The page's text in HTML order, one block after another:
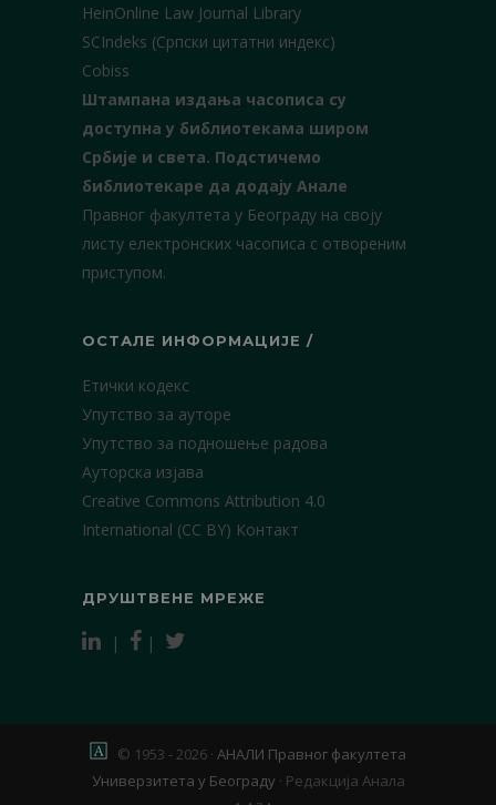
HeinOnline Law Journal Library
SCIndeks (Српски цитатни индекс)
Cobiss
Штампана издања часописа су
доступна у библиотекама широм
Србије и света. Подстичемо
библиотекаре да додају Анале
Правног факултета у Београду на своју
листу електронских часописа с отвореним
приступом.
ОСТАЛЕ ИНФОРМАЦИЈЕ /
Етички кодекс
Упутство за ауторе
Упутство за подношење радова
Ауторска изјава
Creative Commons Attribution 4.0
International (CC BY) Контакт
ДРУШТВЕНЕ МРЕЖЕ
| |
© 1953 - 2026 · АНАЛИ Правног факултета
Универзитета у Београду · Редакција Анала